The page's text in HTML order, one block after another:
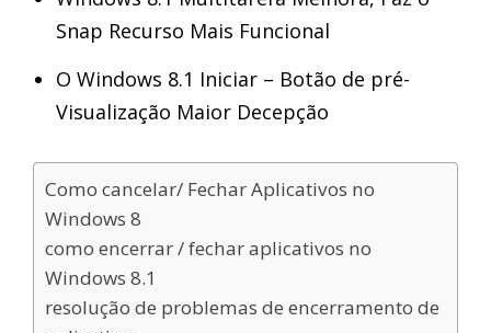
Snap Recurso Mais Funcional
O Windows 8.1 Iniciar – Botão de pré-
Visualização Maior Decepção
Como cancelar/ Fechar Aplicativos no
Windows 8
como encerrar / fechar aplicativos no
Windows 8.1
resolução de problemas de encerramento de